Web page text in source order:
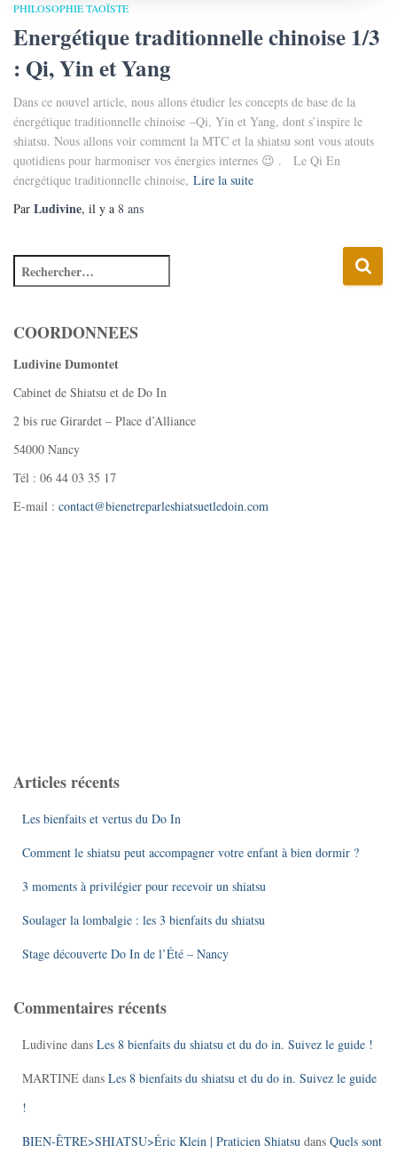
PHILOSOPHIE TAOÏSTE
Energétique traditionnelle chinoise 1/3
: Qi, Yin et Yang
Dans ce nouvel article, nous allons étudier les concepts de base de la
énergétique traditionnelle chinoise –Qi, Yin et Yang, dont s’inspire le
shiatsu. Nous allons voir comment la MTC et la shiatsu sont vous atouts
quotidiens pour harmoniser vos énergies internes 😉 . Le Qi En
énergétique traditionnelle chinoise, Lire la suite
Par Ludivine, il y a 8 ans
COORDONNEES
Ludivine Dumontet
Cabinet de Shiatsu et de Do In
2 bis rue Girardet – Place d’Alliance
54000 Nancy
Tél : 06 44 03 35 17
E-mail : contact@bienetreparleshiatsuetledoin.com
Articles récents
Les bienfaits et vertus du Do In
Comment le shiatsu peut accompagner votre enfant à bien dormir ?
3 moments à privilégier pour recevoir un shiatsu
Soulager la lombalgie : les 3 bienfaits du shiatsu
Stage découverte Do In de l’Été – Nancy
Commentaires récents
Ludivine dans Les 8 bienfaits du shiatsu et du do in. Suivez le guide !
MARTINE dans Les 8 bienfaits du shiatsu et du do in. Suivez le guide
!
BIEN-ÊTRE>SHIATSU>Éric Klein | Praticien Shiatsu dans Quels sont